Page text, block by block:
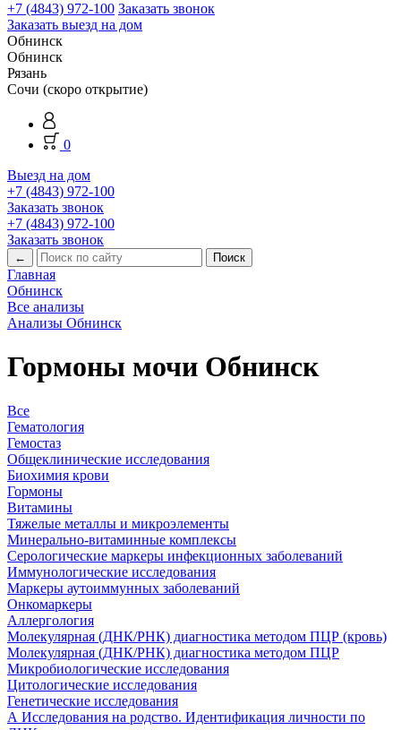
+7 (4843) 972-100 Заказать звонок
Заказать выезд на дом
Обнинск
Обнинск
Рязань
Сочи (скоро открытие)
0
Выезд на дом
+7 (4843) 972-100
Заказать звонок
+7 (4843) 972-100
Заказать звонок
←
Главная
Обнинск
Все анализы
Анализы Обнинск
Гормоны мочи Обнинск
Все
Гематология
Гемостаз
Общеклинические исследования
Биохимия крови
Гормоны
Витамины
Тяжелые металлы и микроэлементы
Минерально-витаминные комплексы
Серологические маркеры инфекционных заболеваний
Иммунологические исследования
Маркеры аутоиммунных заболеваний
Онкомаркеры
Аллергология
Молекулярная (ДНК/РНК) диагностика методом ПЦР (кровь)
Молекулярная (ДНК/РНК) диагностика методом ПЦР
Микробиологические исследования
Цитологические исследования
Генетические исследования
А Исследования на родство. Идентификация личности по